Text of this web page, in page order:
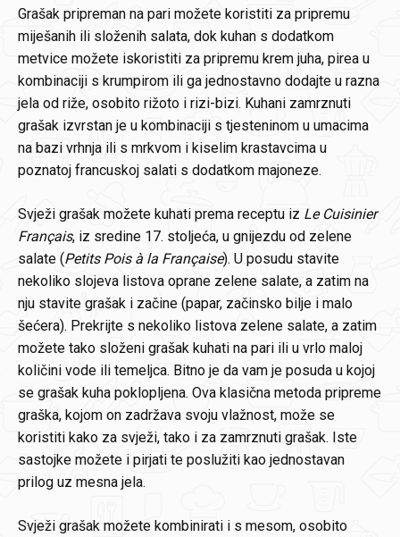
Grašak pripreman na pari možete koristiti za pripremu
miješanih ili složenih salata, dok kuhan s dodatkom
metvice možete iskoristiti za pripremu krem juha, pirea u
kombinaciji s krumpirom ili ga jednostavno dodajte u razna
jela od riže, osobito rižoto i rizi-bizi. Kuhani zamrznuti
grašak izvrstan je u kombinaciji s tjesteninom u umacima
na bazi vrhnja ili s mrkvom i kiselim krastavcima u
poznatoj francuskoj salati s dodatkom majoneze.
Svježi grašak možete kuhati prema receptu iz Le Cuisinier
Français, iz sredine 17. stoljeća, u gnijezdu od zelene
salate (Petits Pois à la Française). U posudu stavite
nekoliko slojeva listova oprane zelene salate, a zatim na
nju stavite grašak i začine (papar, začinsko bilje i malo
šećera). Prekrijte s nekoliko listova zelene salate, a zatim
možete tako složeni grašak kuhati na pari ili u vrlo maloj
količini vode ili temeljca. Bitno je da vam je posuda u kojoj
se grašak kuha poklopljena. Ova klasična metoda pripreme
graška, kojom on zadržava svoju vlažnost, može se
koristiti kako za svježi, tako i za zamrznuti grašak. Iste
sastojke možete i pirjati te poslužiti kao jednostavan
prilog uz mesna jela.
Svježi grašak možete kombinirati i s mesom, osobito